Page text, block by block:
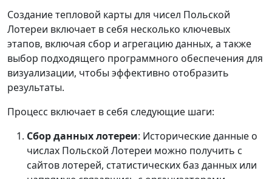
Создание тепловой карты для чисел Польской
Лотереи включает в себя несколько ключевых
этапов, включая сбор и агрегацию данных, а также
выбор подходящего программного обеспечения для
визуализации, чтобы эффективно отобразить
результаты.
Процесс включает в себя следующие шаги:
Сбор данных лотереи: Исторические данные о
числах Польской Лотереи можно получить с
сайтов лотерей, статистических баз данных или